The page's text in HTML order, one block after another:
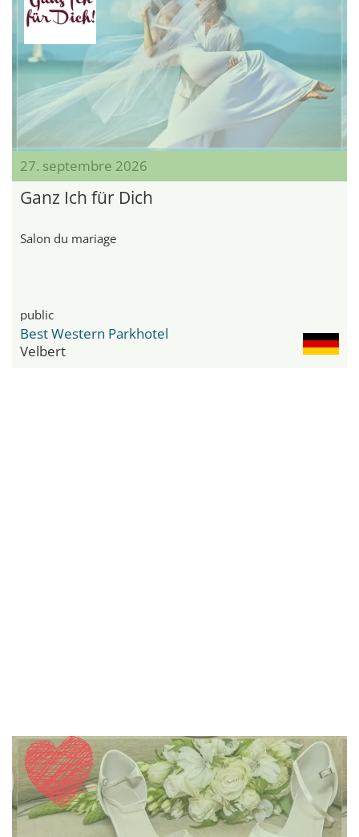
27. septembre 2026
Ganz Ich für Dich
Salon du mariage
public
Best Western Parkhotel
Velbert